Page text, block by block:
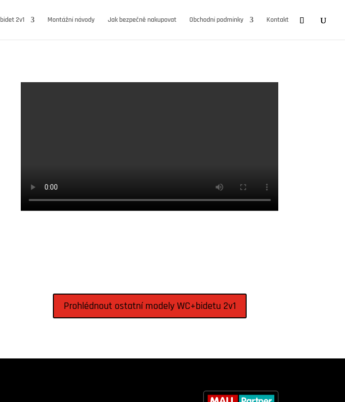
2v1 Montážní návody Jak bezpečně nakupovat Obchodní podmínky Kontakt
Prohlédnout ostatní modely WC+bidetu 2v1